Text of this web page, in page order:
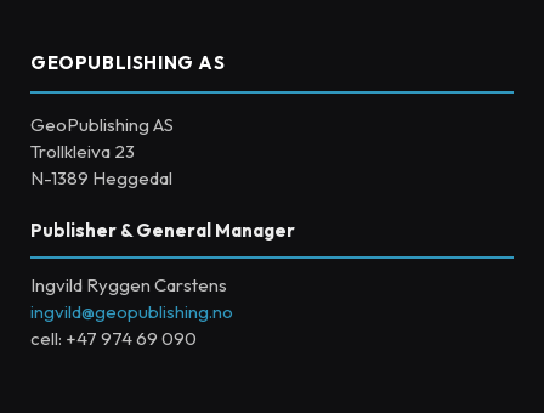
GEOPUBLISHING AS
GeoPublishing AS
Trollkleiva 23
N-1389 Heggedal
Publisher & General Manager
Ingvild Ryggen Carstens
ingvild@geopublishing.no
cell: +47 974 69 090